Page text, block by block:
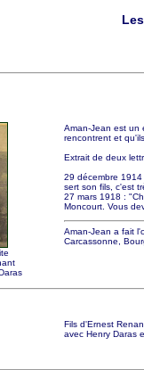
Aman-Jean est un
rencontrent et
Extrait de deux
29 décembre
sert son fils, c'est
27 mars 1918 :
Moncourt. Vous
Aman-Jean a fait
Carcassonne,
Fils d'Ernest
avec Henry Daras